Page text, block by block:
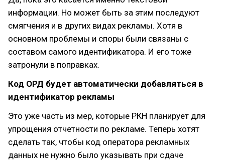
информации. Но может быть за этим последуют
смягчения и в других видах рекламы. Хотя в
основном проблемы и споры были связаны с
составом самого идентификатора. И его тоже
затронули в поправках.
Код ОРД будет автоматически добавляться в
идентификатор рекламы
Это уже часть из мер, которые РКН планирует для
упрощения отчетности по рекламе. Теперь хотят
сделать так, чтобы код оператора рекламных
данных не нужно было указывать при сдаче